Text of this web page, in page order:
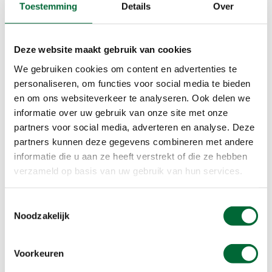
Toestemming Details Over
Deze website maakt gebruik van cookies
We gebruiken cookies om content en advertenties te
personaliseren, om functies voor social media te bieden
en om ons websiteverkeer te analyseren. Ook delen we
informatie over uw gebruik van onze site met onze
partners voor social media, adverteren en analyse. Deze
partners kunnen deze gegevens combineren met andere
informatie die u aan ze heeft verstrekt of die ze hebben
verzameld op basis van uw gebruik van hun services.
Noodzakelijk
Voorkeuren
Wandelen in Vlaanderen, tip 3:
Liefhebbers van architectuur en geschiedenis
Kolonie van Weldadigheid. (Foto: © Kris van de Vorst,